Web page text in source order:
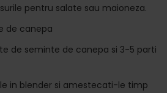
pentru salate sau maioneza.
de canepa
de seminte de canepa si 3-5 parti
in blender si amestecati-le timp